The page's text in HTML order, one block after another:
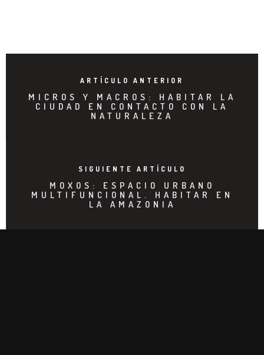
ARTÍCULO ANTERIOR
MICROS Y MACROS: HABITAR LA
CIUDAD EN CONTACTO CON LA
NATURALEZA
SIGUIENTE ARTÍCULO
MOXOS: ESPACIO URBANO
MULTIFUNCIONAL. HABITAR EN
LA AMAZONIA